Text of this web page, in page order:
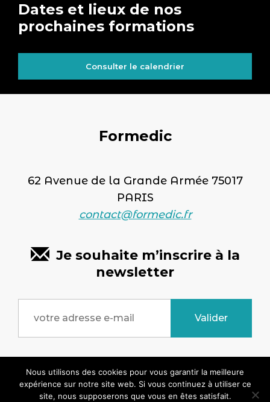
Dates et lieux de nos
prochaines formations
Consulter le calendrier
Formedic
62 Avenue de la Grande Armée 75017
PARIS
contact@formedic.fr
Je souhaite m’inscrire à la
newsletter
Copyright © 2026 formedic.fr - Tous droits
réservés. Site réalisé par SYMEDIANE
Nous utilisons des cookies pour vous garantir la meilleure
expérience sur notre site web. Si vous continuez à utiliser ce
site, nous supposerons que vous en êtes satisfait.